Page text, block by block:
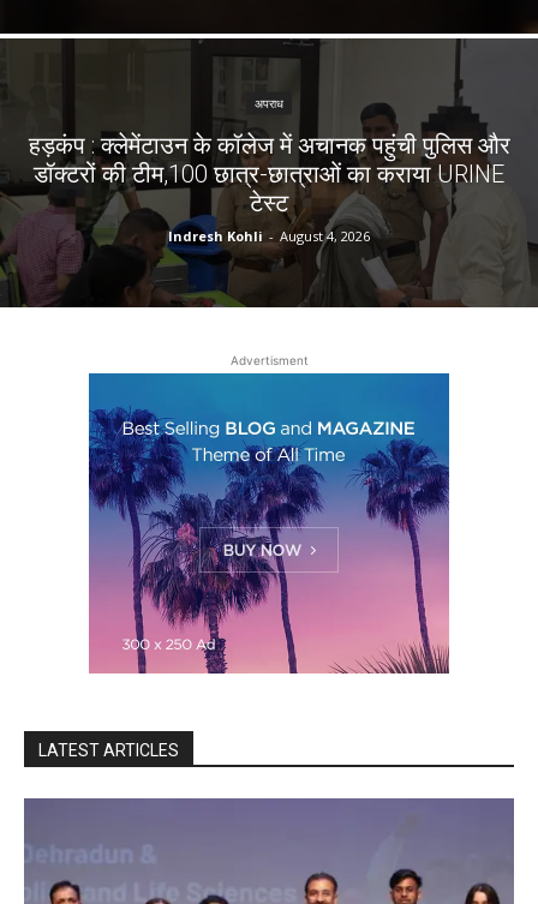
अपराध
हड़कंप : क्लेमेंटाउन के कॉलेज में अचानक पहुंची पुलिस और
डॉक्टरों की टीम,100 छात्र-छात्राओं का कराया URINE
टेस्ट
Indresh Kohli - August 4, 2026
Advertisment
LATEST ARTICLES